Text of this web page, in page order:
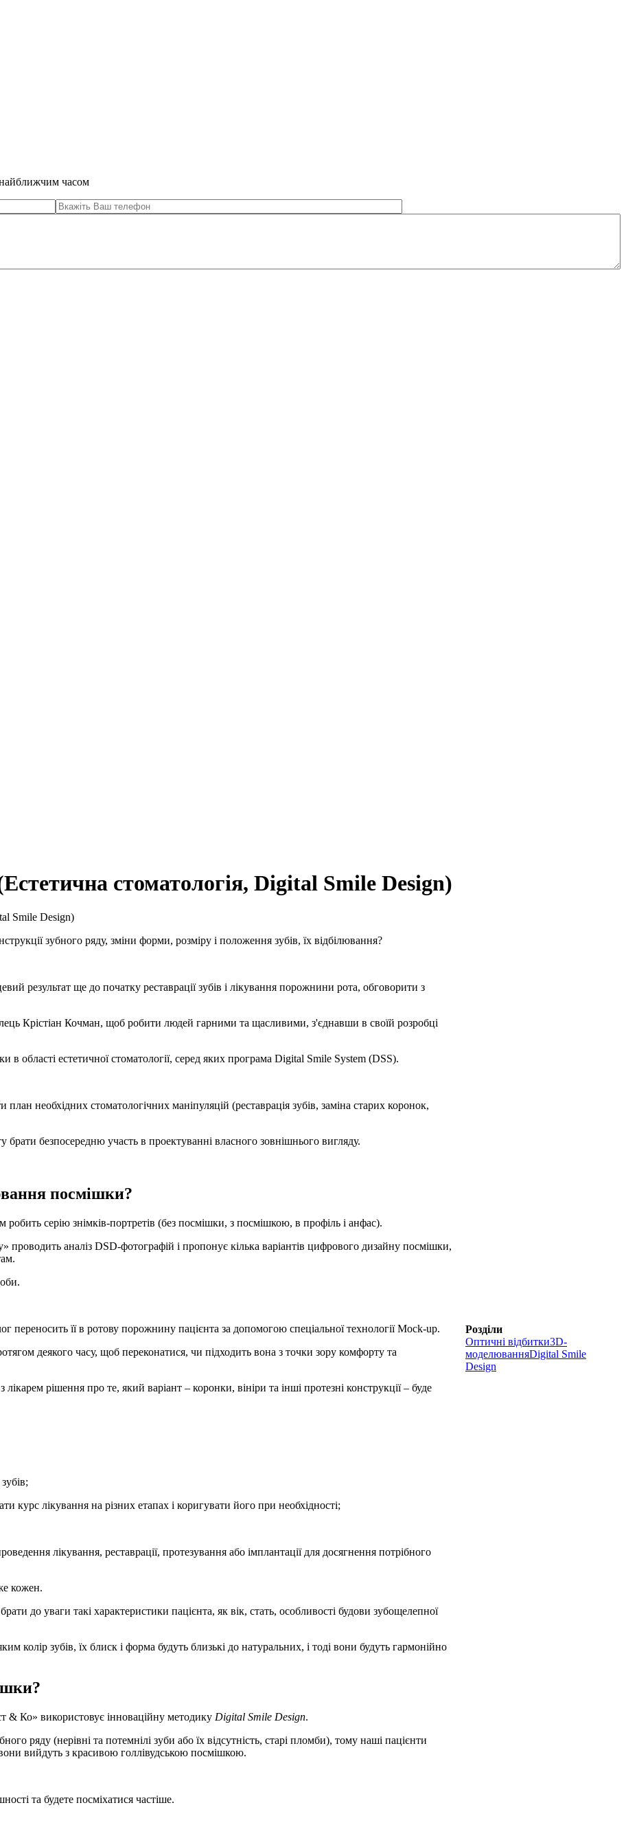
найближчим часом
стоматологія, Digital Smile Design)
зубного ряду, зміни форми, розміру і положення зубів, їх відбілювання?
результат ще до початку реставрації зубів і лікування порожнини рота, обговорити з
Крістіан Кочман, щоб робити людей гарними та щасливими, з'єднавши в своїй розробці
області естетичної стоматології, серед яких програма Digital Smile System (DSS).
необхідних стоматологічних маніпуляцій (реставрація зубів, заміна старих коронок,
безпосередню участь в проектуванні власного зовнішнього вигляду.
посмішки?
серію знімків-портретів (без посмішки, з посмішкою, в профіль і анфас).
аналіз DSD-фотографій і пропонує кілька варіантів цифрового дизайну посмішки,
переносить її в ротову порожнину пацієнта за допомогою спеціальної технології Mock-up.
деякого часу, щоб переконатися, чи підходить вона з точки зору комфорту та
рішення про те, який варіант – коронки, вініри та інші протезні конструкції – буде
курс лікування на різних етапах і коригувати його при необхідності;
лікування, реставрації, протезування або імплантації для досягнення потрібного
кожен.
до уваги такі характеристики пацієнта, як вік, стать, особливості будови зубощелепної
колір зубів, їх блиск і форма будуть близькі до натуральних, і тоді вони будуть гармонійно
& Ко» використовує інноваційну методику Digital Smile Design.
ряду (нерівні та потемнілі зуби або їх відсутність, старі пломби), тому наші пацієнти
вийдуть з красивою голлівудською посмішкою.
та будете посміхатися частіше.
Розділи
Оптичні відбитки3D-
моделюванняDigital Smile
Design